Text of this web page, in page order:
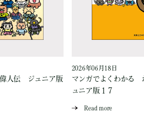
人伝 ジュニア版
2026年06月18日
マンガでよくわかる
ュニア版１７
Read more